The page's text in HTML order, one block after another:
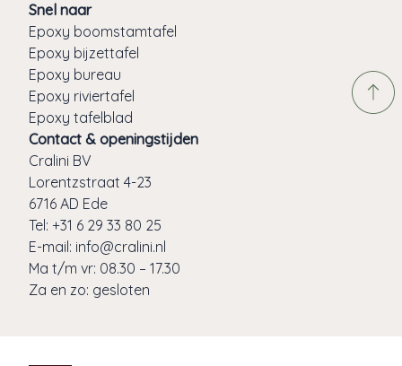
Snel naar
Epoxy boomstamtafel
Epoxy bijzettafel
Epoxy bureau
Epoxy riviertafel
Epoxy tafelblad
Contact & openingstijden
Cralini BV
Lorentzstraat 4-23
6716 AD Ede
Tel: +31 6 29 33 80 25
E-mail: info@cralini.nl
Ma t/m vr: 08.30 – 17.30
Za en zo: gesloten